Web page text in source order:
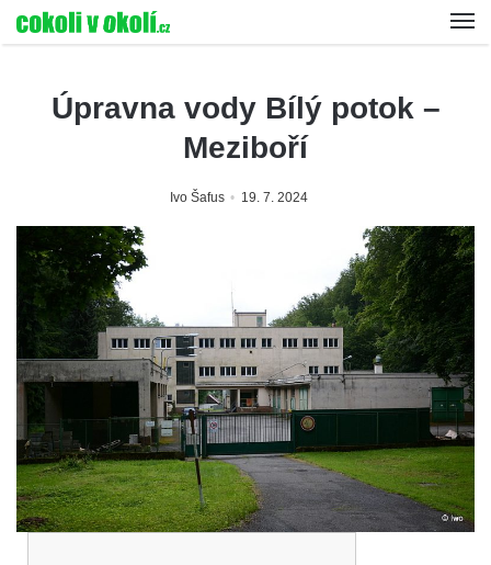
Úpravna vody Bílý potok –
Meziboří
Ivo Šafus 19. 7. 2024